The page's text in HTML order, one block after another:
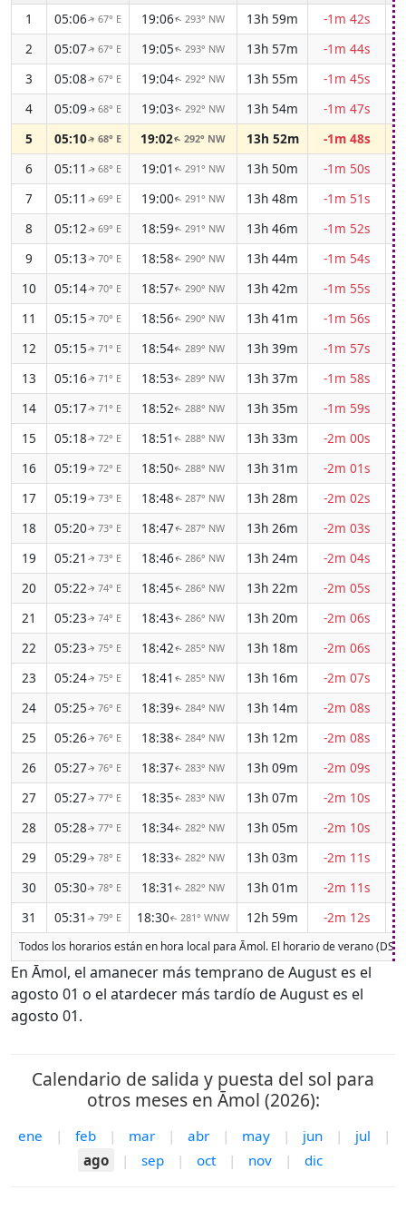
1
05:06↑67° E 19:06↑293° NW 13h 59m
-1m 42s
2
05:07↑67° E 19:05↑293° NW 13h 57m
-1m 44s
3
05:08↑67° E 19:04↑ 292° NW 13h 55m
-1m 45s
4
05:09↑68° E 19:03↑ 292° NW 13h 54m
-1m 47s
5
05:10↑68° E 19:02↑292° NW 13h 52m
-1m 48s
6
05:11 ↑68° E 19:01 ↑ 291° NW 13h 50m
-1m 50s
7
05:11 ↑69° E 19:00↑ 291° NW 13h 48m
-1m 51s
8
05:12↑69° E 18:59↑ 291° NW 13h 46m
-1m 52s
9
05:13↑70° E 18:58↑ 290° NW 13h 44m
-1m 54s
10
05:14↑70° E 18:57↑ 290° NW 13h 42m
-1m 55s
11
05:15↑70° E 18:56↑ 290° NW 13h 41m
-1m 56s
12
05:15↑71° E 18:54↑ 289° NW 13h 39m
-1m 57s
13
05:16↑71° E 18:53↑ 289° NW 13h 37m
-1m 58s
14
05:17↑71° E 18:52↑ 288° NW 13h 35m
-1m 59s
15
05:18↑72° E 18:51 ↑ 288° NW 13h 33m
-2m 00s
16
05:19↑72° E 18:50↑ 288° NW 13h 31m
-2m 01s
17
05:19↑73° E 18:48↑ 287° NW 13h 28m
-2m 02s
18
05:20↑73° E 18:47↑ 287° NW 13h 26m
-2m 03s
19
05:21 ↑73° E 18:46↑ 286° NW 13h 24m
-2m 04s
20
05:22↑ 74° E 18:45↑ 286° NW 13h 22m
-2m 05s
21
05:23↑ 74° E 18:43↑ 286° NW 13h 20m
-2m 06s
22
05:23↑ 75° E 18:42↑ 285° NW 13h 18m
-2m 06s
23
05:24↑ 75° E 18:41 ↑ 285° NW 13h 16m
-2m 07s
24
05:25↑ 76° E 18:39↑ 284° NW 13h 14m
-2m 08s
25
05:26↑ 76° E 18:38↑ 284° NW 13h 12m
-2m 08s
26
05:27↑ 76° E 18:37↑ 283° NW 13h 09m
-2m 09s
27
05:27↑ 77° E 18:35↑ 283° NW 13h 07m
-2m 10s
28
05:28↑ 77° E 18:34↑ 282° NW 13h 05m
-2m 10s
29
05:29↑ 78° E 18:33↑ 282° NW 13h 03m
-2m 11s
30
05:30↑ 78° E 18:31 ↑ 282° NW 13h 01m
-2m 11s
31
05:31 ↑ 79° E 18:30↑ 281° WNW 12h 59m -2m 12s
Todos los horarios están en hora local para Āmol. El horario de verano
En Āmol, el amanecer más temprano de August es el
agosto 01 o el atardecer más tardío de August es el
agosto 01.
Calendario de salida y puesta del sol para
otros meses en Āmol (2026):
ene | feb | mar | abr | may | jun | jul
|
ago
| sep | oct | nov | dic